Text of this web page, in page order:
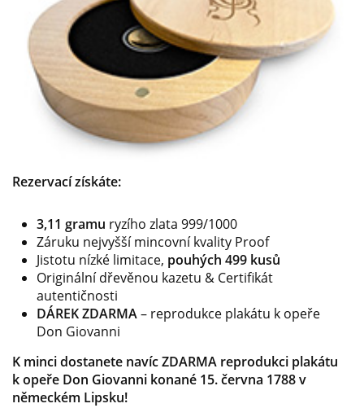
Rezervací získáte:
3,11 gramu ryzího zlata 999/1000
Záruku nejvyšší mincovní kvality Proof
Jistotu nízké limitace, pouhých 499 kusů
Originální dřevěnou kazetu & Certifikát
autentičnosti
DÁREK ZDARMA– reprodukce plakátu k opeře
Don Giovanni
K minci dostanete navíc ZDARMA reprodukci plakátu
k opeře Don Giovanni konané 15. června 1788 v
německém Lipsku!